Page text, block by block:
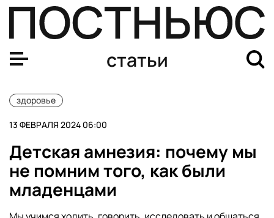
статьи
здоровье
13 ФЕВРАЛЯ 2024 06:00
Детская амнезия: почему мы
не помним того, как были
младенцами
Сухость в носу: причины, как бороться с проблемой в